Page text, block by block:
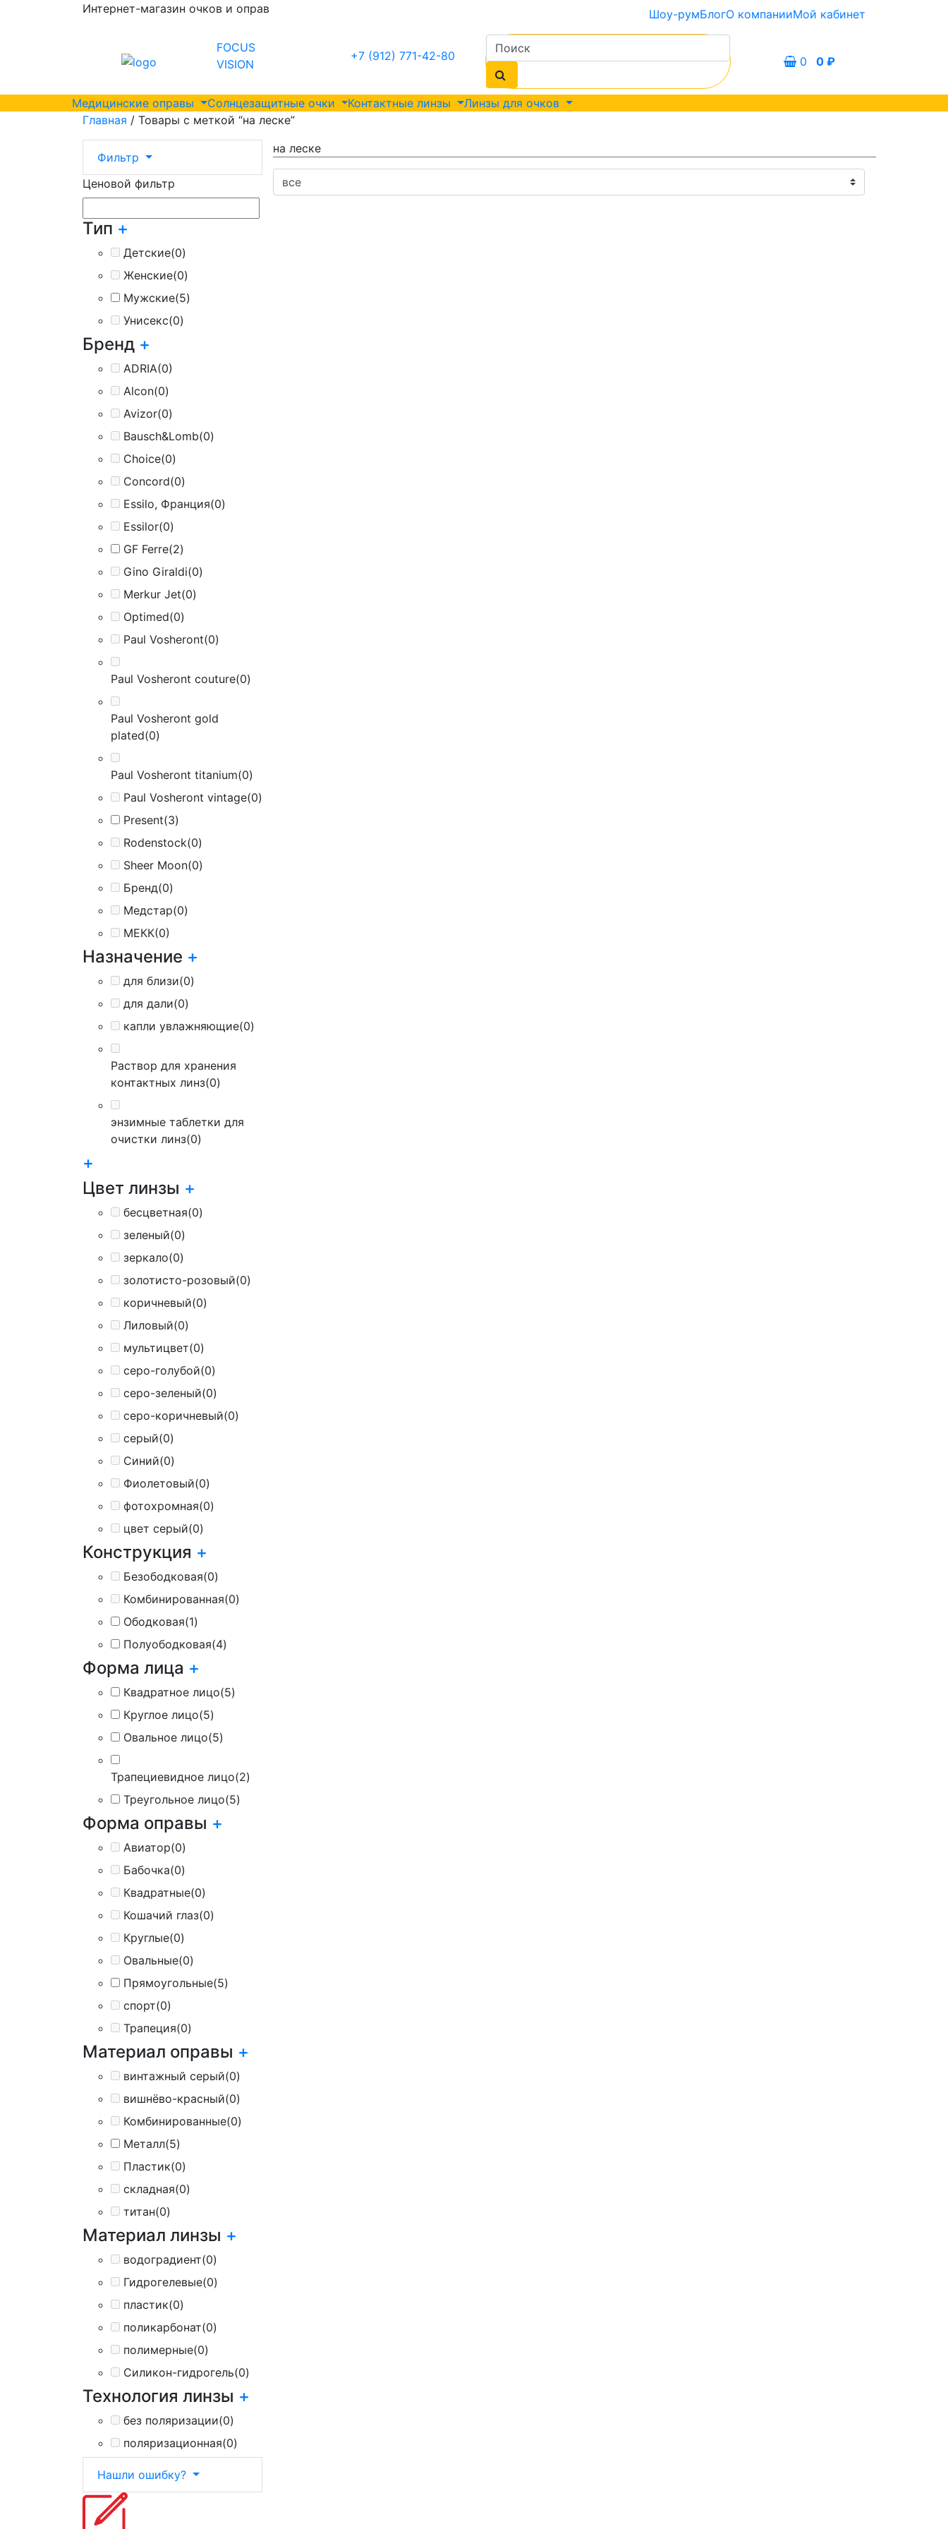
Интернет-магазин очков и оправ Шоу-румБлогО компанииМой кабинет
FOCUS
VISION
+7 (912) 771-42-80 0 0 ₽
Медицинские оправы Солнцезащитные очки Контактные линзы
Линзы для очков
Главная / Товары с меткой “на леске”
Фильтр
Ценовой фильтр
Тип +
Детские(0)
Женские(0)
Мужские(5)
Унисекс(0)
Бренд +
ADRIA(0)
Alcon(0)
Avizor(0)
Bausch&Lomb(0)
Choice(0)
Concord(0)
Essilo, Франция(0)
Essilor(0)
GF Ferre(2)
Gino Giraldi(0)
Merkur Jet(0)
Optimed(0)
Paul Vosheront(0)
Paul Vosheront couture(0)
Paul Vosheront gold
plated(0)
Paul Vosheront titanium(0)
Paul Vosheront vintage(0)
Present(3)
Rodenstock(0)
Sheer Moon(0)
Бренд(0)
Медстар(0)
МЕКК(0)
Назначение +
для близи(0)
для дали(0)
капли увлажняющие(0)
Раствор для хранения
контактных линз(0)
энзимные таблетки для
очистки линз(0)
+
Цвет линзы +
бесцветная(0)
зеленый(0)
зеркало(0)
золотисто-розовый(0)
коричневый(0)
Лиловый(0)
мультицвет(0)
серо-голубой(0)
серо-зеленый(0)
серо-коричневый(0)
серый(0)
Синий(0)
Фиолетовый(0)
фотохромная(0)
цвет серый(0)
Конструкция +
Безободковая(0)
Комбинированная(0)
Ободковая(1)
Полуободковая(4)
Форма лица +
Квадратное лицо(5)
Круглое лицо(5)
Овальное лицо(5)
Трапециевидное лицо(2)
Треугольное лицо(5)
Форма оправы +
Авиатор(0)
Бабочка(0)
Квадратные(0)
Кошачий глаз(0)
Круглые(0)
Овальные(0)
Прямоугольные(5)
спорт(0)
Трапеция(0)
Материал оправы +
винтажный серый(0)
вишнёво-красный(0)
Комбинированные(0)
Металл(5)
Пластик(0)
складная(0)
титан(0)
Материал линзы +
водоградиент(0)
Гидрогелевые(0)
пластик(0)
поликарбонат(0)
полимерные(0)
Силикон-гидрогель(0)
Технология линзы +
без поляризации(0)
поляризационная(0)
Нашли ошибку?
на леске